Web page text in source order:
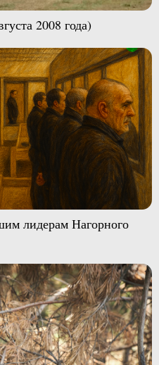
2008 года)
лидерам Нагорного